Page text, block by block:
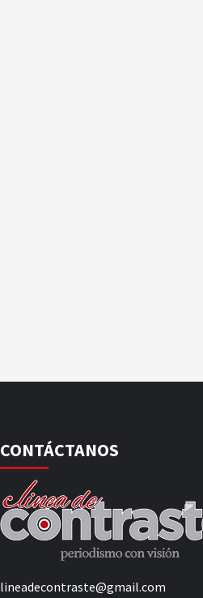
CONTÁCTANOS
lineadecontraste@gmail.com